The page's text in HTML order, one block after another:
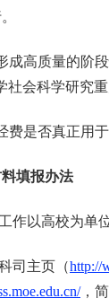
高质量的阶段
社会科学研究
是否真正用于
填报办法
以高校为单位
主页（http://
，